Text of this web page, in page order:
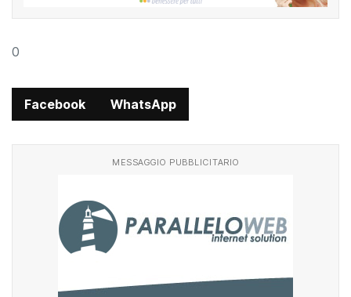
0
Facebook WhatsApp
MESSAGGIO PUBBLICITARIO